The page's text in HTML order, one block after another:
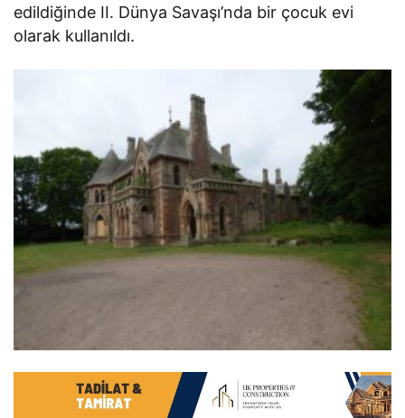
edildiğinde II. Dünya Savaşı’nda bir çocuk evi
olarak kullanıldı.